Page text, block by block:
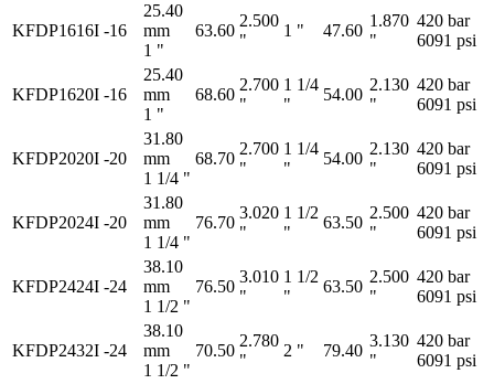
KFDP1616I -16
25.40
mm
1 "
63.60
2.500
"
1 " 47.60
1.870
"
420 bar
6091 psi
KFDP1620I -16
25.40
mm
1 "
68.60
2.700
"
1 1/4
"
54.00
2.130
"
420 bar
6091 psi
KFDP2020I -20
31.80
mm
1 1/4 "
68.70
2.700
"
1 1/4
"
54.00
2.130
"
420 bar
6091 psi
KFDP2024I -20
31.80
mm
1 1/4 "
76.70
3.020
"
1 1/2
"
63.50
2.500
"
420 bar
6091 psi
KFDP2424I -24
38.10
mm
1 1/2 "
76.50
3.010
"
1 1/2
"
63.50
2.500
"
420 bar
6091 psi
KFDP2432I -24
38.10
mm
1 1/2 "
70.50
2.780
"
2 " 79.40
3.130
"
420 bar
6091 psi